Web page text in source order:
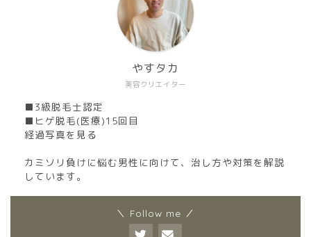
美容クリエイター
やすタカ
■3級脱毛士認定
■ヒゲ脱毛(医療)15回目
経過写真を見る
カミソリ負けに悩む男性に向けて、治し方や対策を解説
しています。
＼ Follow me ／